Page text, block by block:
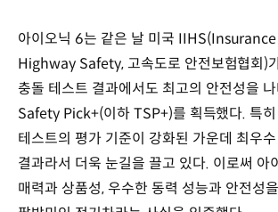
아이오닉 6는 같은 날 미국
Highway Safety, 고속도로 안전보험협회)
충돌 테스트 결과에서도 최고의 안전성을
Safety Pick+(이하 TSP+)를 획득했다. 특
테스트의 평가 기준이 강화된 가운데 최우
결과라서 더욱 눈길을 끌고 있다. 이로써 아
매력과 상품성, 우수한 동력 성능과 안전성